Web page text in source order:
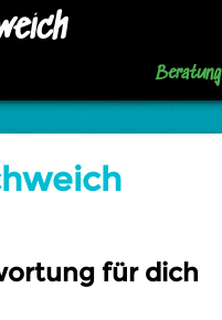
für dich
Beratung